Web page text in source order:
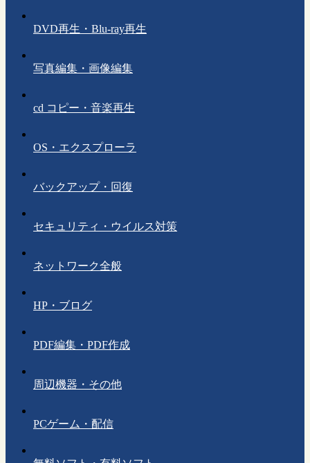
DVD再生・Blu-ray再生
写真編集・画像編集
cd コピー・音楽再生
OS・エクスプローラ
バックアップ・回復
セキュリティ・ウイルス対策
ネットワーク全般
HP・ブログ
PDF編集・PDF作成
周辺機器・その他
PCゲーム・配信